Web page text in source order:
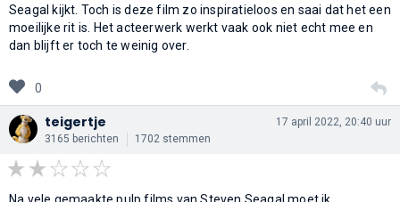
Seagal kijkt. Toch is deze film zo inspiratieloos en saai dat het een
moeilijke rit is. Het acteerwerk werkt vaak ook niet echt mee en
dan blijft er toch te weinig over.
0
teigertje
3165 berichten 1702 stemmen
17 april 2022, 20:40 uur